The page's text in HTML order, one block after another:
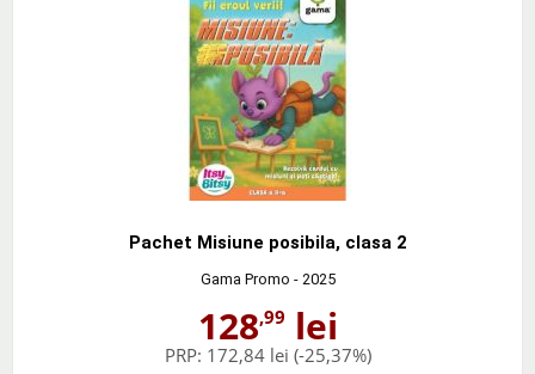
Pachet Misiune posibila, clasa 2
Gama Promo - 2025
128,99 lei
PRP: 172,84 lei (-25,37%)